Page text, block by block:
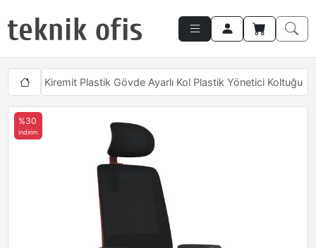
Nesoty Kiremit Plastik Gövde Ayarlı Kol Plastik Yönetici Koltuğu
%30
indirim